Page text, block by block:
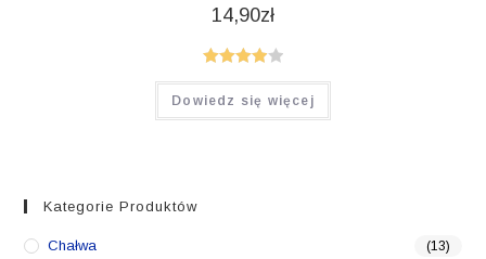
14,90zł
Oceniono
4.00 na 5
Dowiedz się więcej
Kategorie Produktów
Chałwa (13)